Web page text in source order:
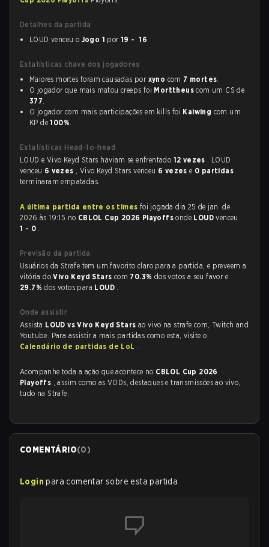
Detalhes da partida
LOUD venceu o Jogo 1 por19 - 16
Estatísticas chave dos jogadores
Maiores mortes foram causadas por xyno com 7 mortes.
O jogador que mais matou creeps foi Morttheus com um CS de
377.
O jogador com mais participações em kills foi Kaiwing com um
KP de100%.
Estatísticas Head-to-head
LOUD e Vivo Keyd Stars haviam se enfrentado 12 vezes . LOUD
venceu 6 vezes , Vivo Keyd Stars venceu 6 vezese 0 partidas
terminaram empatadas.
A última partida entre os times foi jogada dia 25 de jan. de
2026 às 19:15 no CBLOL Cup 2026 Playoffsonde LOUDvenceu
1 - 0 .
Previsão da partida
Usuários da Strafe tem um favorito claro para a partida, e preveem a
vitória doVivo Keyd Stars com 70.3% dos votos a seu favor e
29.7%dos votos para LOUD .
Onde assistir
Assista LOUD vs Vivo Keyd Stars ao vivo na strafe.com, Twitch and
Youtube. Para assistir a mais partidas como esta, visite o
Calendário de partidas de LoL .
Acompanhe toda a ação que acontece no CBLOL Cup 2026
Playoffs , assim como as VODs, destaques e transmissões ao vivo,
tudo na Strafe.
COMENTÁRIO(0)
Login para comentar sobre esta partida